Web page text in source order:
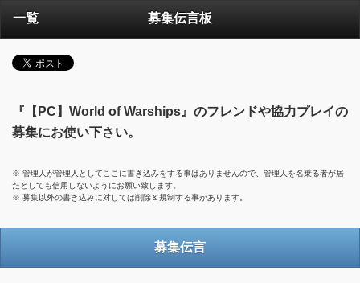
一覧 募集伝言板
『【PC】World of Warships』のフレンドや協力プレイの
募集にお使い下さい。
※ 管理人が管理人としてここに書き込みをする事はありませんので、管理人を名乗る者が居
たとしても信用しないようにお願い致します。
※ 募集以外の書き込みに対しては削除＆規制する事があります。
募集伝言